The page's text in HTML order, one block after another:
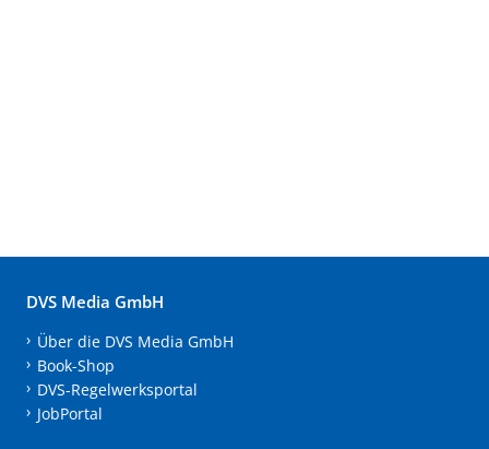
DVS Media GmbH
Über die DVS Media GmbH
Book-Shop
DVS-Regelwerksportal
JobPortal